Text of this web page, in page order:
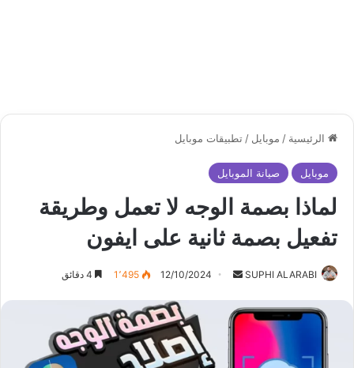
الرئيسية / موبايل / تطبيقات موبايل
موبايل صيانة الموبايل
لماذا بصمة الوجه لا تعمل وطريقة
تفعيل بصمة ثانية على ايفون
SUPHI ALARABI
أرسل
إلكترونيا
12/10/2024 1٬495